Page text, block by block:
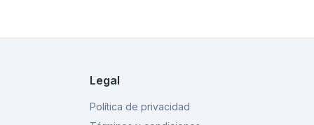
Legal
Política de privacidad